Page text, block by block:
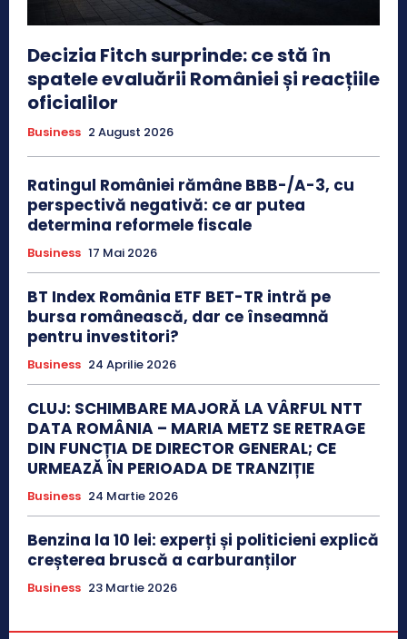
Decizia Fitch surprinde: ce stă în
spatele evaluării României și reacțiile
oficialilor
Business 2 August 2026
Ratingul României rămâne BBB-/A-3, cu
perspectivă negativă: ce ar putea
determina reformele fiscale
Business 17 Mai 2026
BT Index România ETF BET-TR intră pe
bursa românească, dar ce înseamnă
pentru investitori?
Business 24 Aprilie 2026
CLUJ: SCHIMBARE MAJORĂ LA VÂRFUL NTT
DATA ROMÂNIA – MARIA METZ SE RETRAGE
DIN FUNCȚIA DE DIRECTOR GENERAL; CE
URMEAZĂ ÎN PERIOADA DE TRANZIȚIE
Business 24 Martie 2026
Benzina la 10 lei: experți și politicieni explică
creșterea bruscă a carburanților
Business 23 Martie 2026